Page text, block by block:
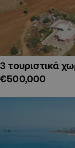
3 τουριστικά
€500,000